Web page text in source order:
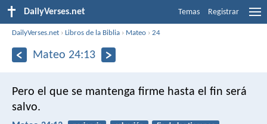
DailyVerses.net Temas Registrar
DailyVerses.net ›Libros de la Biblia › Mateo ›24
Mateo 24:13
Pero el que se mantenga firme hasta el fin será
salvo.